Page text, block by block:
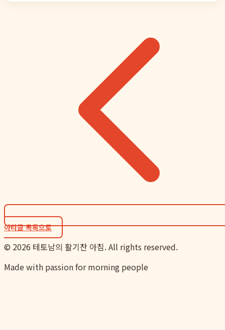
아티클 목록으로
© 2026 테토남의 활기찬 아침. All rights reserved.
Made with passion for morning people